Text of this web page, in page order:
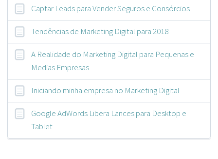
Captar Leads para Vender Seguros e Consórcios
Tendências de Marketing Digital para 2018
A Realidade do Marketing Digital para Pequenas e
Medias Empresas
Iniciando minha empresa no Marketing Digital
Google AdWords Libera Lances para Desktop e
Tablet